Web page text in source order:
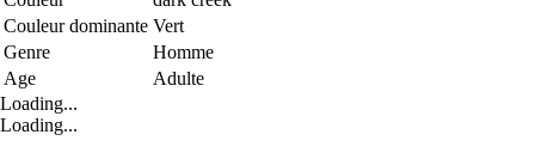
Couleur dominante Vert
Genre
Homme
Age
Adulte
Loading...
Loading...